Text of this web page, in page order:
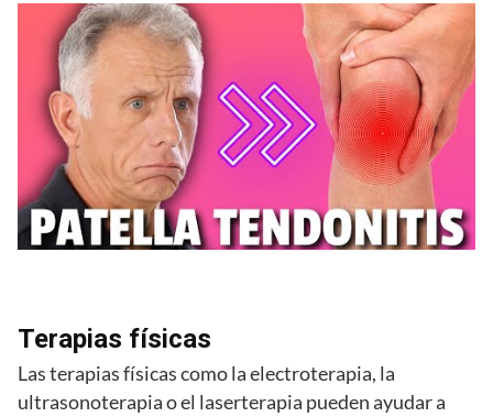
Terapias físicas
Las terapias físicas como la electroterapia, la
ultrasonoterapia o el laserterapia pueden ayudar a